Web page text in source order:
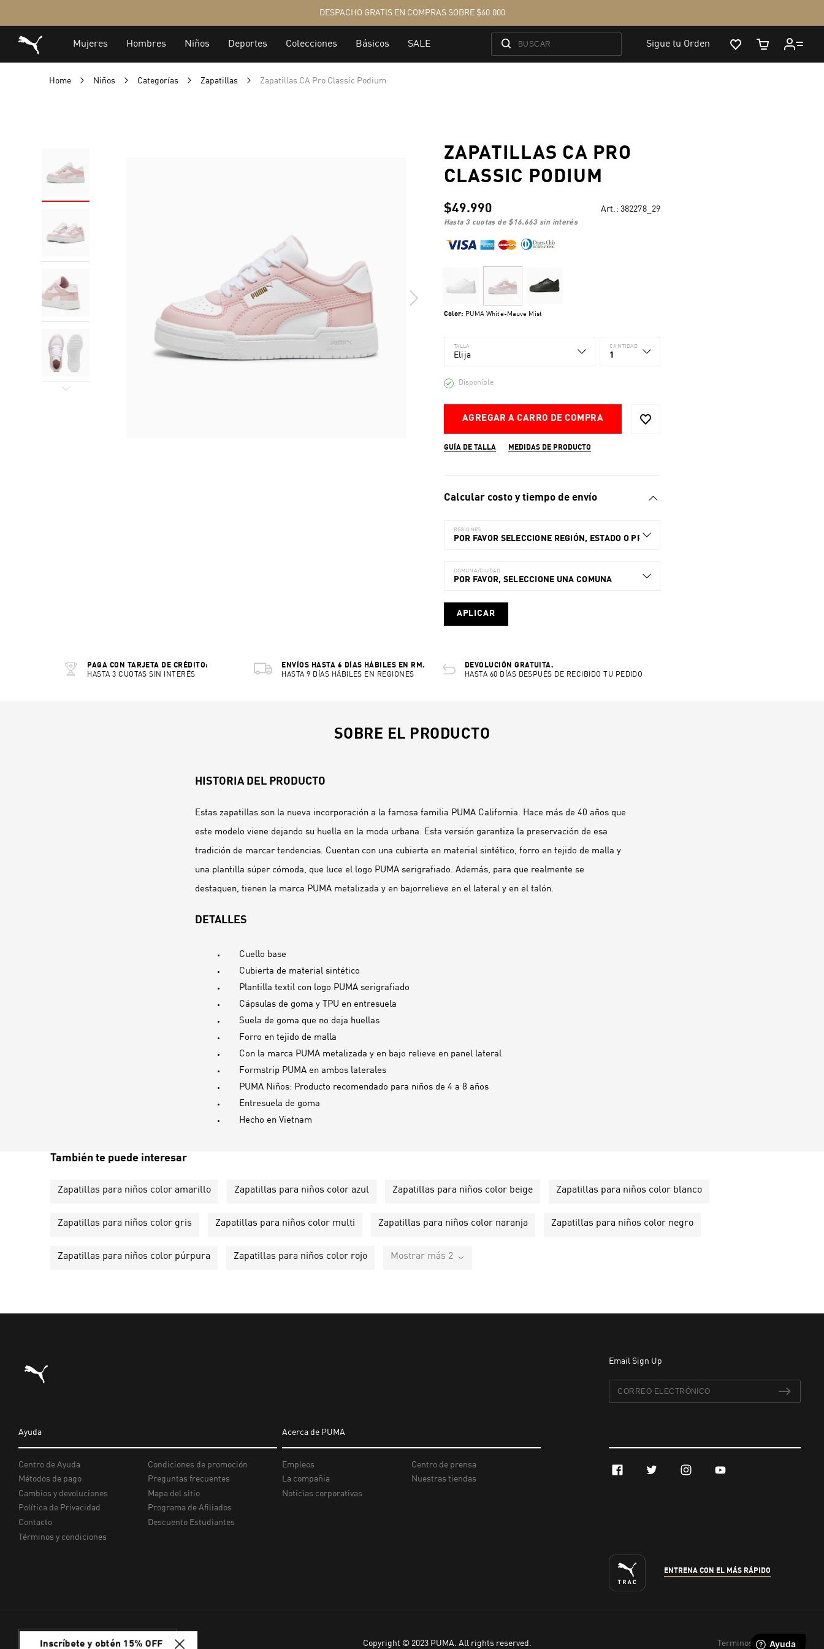
Home Niños Categorías Zapatillas Zapatillas CA Pro Classic Podium
ZAPATILLAS CA PRO
CLASSIC PODIUM
$49.990 Art.: 382278_29
hasta 3 cuotas de $16.663sin interés
Color: PUMA White-Mauve Mist
TALLA
Elija
CANTIDAD
1
Disponible
AGREGAR A CARRO DE COMPRA
GUÍA DE TALLA MEDIDAS DE PRODUCTO
Calcular costo y tiempo de envío
REGIONES
POR FAVOR SELECCIONE REGIÓN, ESTADO O PROVINCIA.
COMUNA/CIUDAD
POR FAVOR, SELECCIONE UNA COMUNA
APLICAR
PAGA CON TARJETA DE CRÉDITO:
HASTA 3 CUOTAS SIN INTERÉS
ENVÍOS HASTA 6 DÍAS HÁBILES EN RM.
HASTA 9 DÍAS HÁBILES EN REGIONES
DEVOLUCIÓN GRATUITA.
HASTA 60 DÍAS DESPUÉS DE RECIBIDO TU PEDIDO
SOBRE EL PRODUCTO
HISTORIA DEL PRODUCTO
Estas zapatillas son la nueva incorporación a la famosa familia PUMA California. Hace más de 40 años que
este modelo viene dejando su huella en la moda urbana. Esta versión garantiza la preservación de esa
tradición de marcar tendencias. Cuentan con una cubierta en material sintético, forro en tejido de malla y
una plantilla súper cómoda, que luce el logo PUMA serigrafiado. Además, para que realmente se
destaquen, tienen la marca PUMA metalizada y en bajorrelieve en el lateral y en el talón.
DETALLES
Cuello base
Cubierta de material sintético
Plantilla textil con logo PUMA serigrafiado
Cápsulas de goma y TPU en entresuela
Suela de goma que no deja huellas
Forro en tejido de malla
Con la marca PUMA metalizada y en bajo relieve en panel lateral
Formstrip PUMA en ambos laterales
PUMA Niños: Producto recomendado para niños de 4 a 8 años
Entresuela de goma
Hecho en Vietnam
También te puede interesar
Zapatillas para niños color amarillo Zapatillas para niños color azul Zapatillas para niños color beige Zapatillas para niños color blanco
Zapatillas para niños color gris Zapatillas para niños color multi Zapatillas para niños color naranja Zapatillas para niños color negro
Zapatillas para niños color púrpura Zapatillas para niños color rojo Mostrar más 2
Inscríbete y obtén 15% OFF